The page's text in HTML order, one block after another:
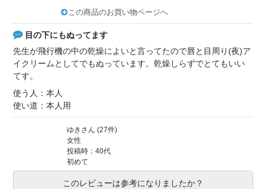
この商品のお買い物ページへ
目の下にもぬってます
先生が飛行機の中の乾燥によいと言ってたので唇と目周り(夜)ア
イクリームとしてでもぬっています。乾燥しらずでとてもいい
てす。
使う人：本人
使い道：本人用
ゆきさん (27件)
女性
投稿時：40代
初めて
このレビューは参考になりましたか？